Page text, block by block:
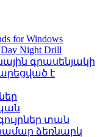
for Windows
Night Drill
գրասենյակի
է
տան
ձեռնարկ